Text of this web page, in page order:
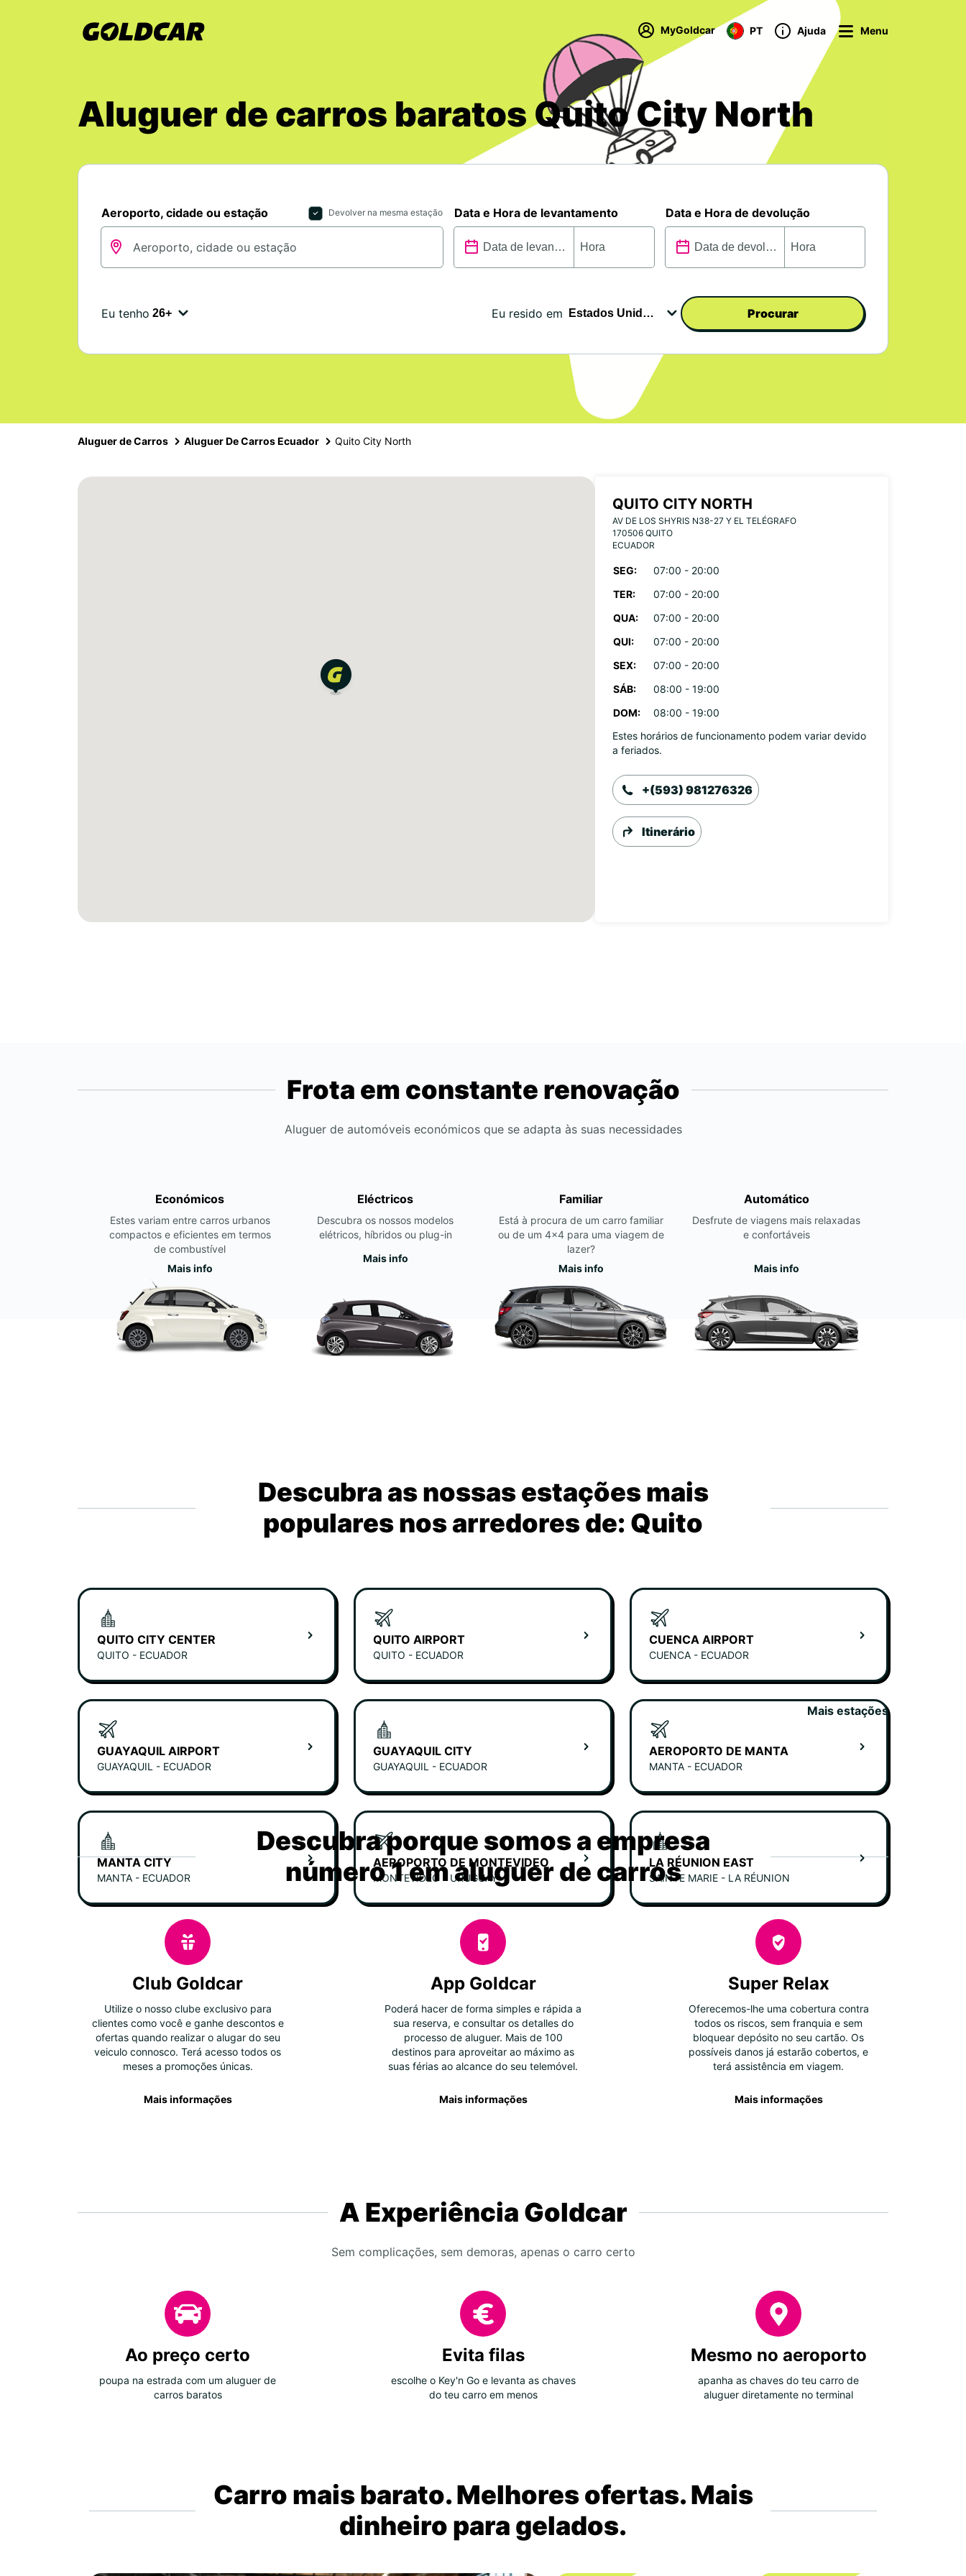
MyGoldcar PT Ajuda Menu
Aluguer de carros baratos Quito City North
Aeroporto, cidade ou estação Devolver na mesma estação Data e Hora de levantamento Data e Hora de devolução
Eu tenho Eu resido em Procurar
Aluguer de Carros Aluguer De Carros Ecuador Quito City North
QUITO CITY NORTH
AV DE LOS SHYRIS N38-27 Y EL TELÉGRAFO
170506 QUITO
ECUADOR
SEG:
07:00 - 20:00
TER:
07:00 - 20:00
QUA:
07:00 - 20:00
QUI:
07:00 - 20:00
SEX:
07:00 - 20:00
SÁB:
08:00 - 19:00
DOM:
08:00 - 19:00
Estes horários de funcionamento podem variar devido
a feriados.
+(593) 981276326
Itinerário
Frota em constante renovação
Aluguer de automóveis económicos que se adapta às suas necessidades
Económicos
Estes variam entre carros urbanos
compactos e eficientes em termos
de combustível
Mais info
Eléctricos
Descubra os nossos modelos
elétricos, híbridos ou plug-in
Mais info
Familiar
Está à procura de um carro familiar
ou de um 4x4 para uma viagem de
lazer?
Mais info
Automático
Desfrute de viagens mais relaxadas
e confortáveis
Mais info
Descubra as nossas estações mais
populares nos arredores de: Quito
QUITO CITY CENTER
QUITO - ECUADOR
QUITO AIRPORT
QUITO - ECUADOR
CUENCA AIRPORT
CUENCA - ECUADOR
GUAYAQUIL AIRPORT
GUAYAQUIL - ECUADOR
GUAYAQUIL CITY
GUAYAQUIL - ECUADOR
AEROPORTO DE MANTA
MANTA - ECUADOR
MANTA CITY
MANTA - ECUADOR
AEROPORTO DE MONTEVIDEO
MONTEVIDEO - URUGUAY
LA RÉUNION EAST
SAINTE MARIE - LA RÉUNION
Mais estações
Descubra porque somos a empresa
número 1 em aluguer de carros
Club Goldcar
Utilize o nosso clube exclusivo para
clientes como você e ganhe descontos e
ofertas quando realizar o alugar do seu
veiculo connosco. Terá acesso todos os
meses a promoções únicas.
Mais informações
App Goldcar
Poderá hacer de forma simples e rápida a
sua reserva, e consultar os detalles do
processo de aluguer. Mais de 100
destinos para aproveitar ao máximo as
suas férias ao alcance do seu telemóvel.
Mais informações
Super Relax
Oferecemos-lhe uma cobertura contra
todos os riscos, sem franquia e sem
bloquear depósito no seu cartão. Os
possíveis danos já estarão cobertos, e
terá assistência em viagem.
Mais informações
A Experiência Goldcar
Sem complicações, sem demoras, apenas o carro certo
Ao preço certo
poupa na estrada com um aluguer de
carros baratos
Evita filas
escolhe o Key'n Go e levanta as chaves
do teu carro em menos
Mesmo no aeroporto
apanha as chaves do teu carro de
aluguer diretamente no terminal
Carro mais barato. Melhores ofertas. Mais
dinheiro para gelados.